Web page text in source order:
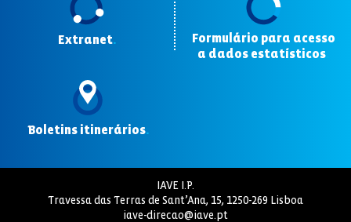
Extranet.
Formulário para acesso
a dados estatísticos
Boletins itinerários.
IAVE I.P.
Travessa das Terras de Sant’Ana, 15, 1250-269 Lisboa
iave-direcao@iave.pt